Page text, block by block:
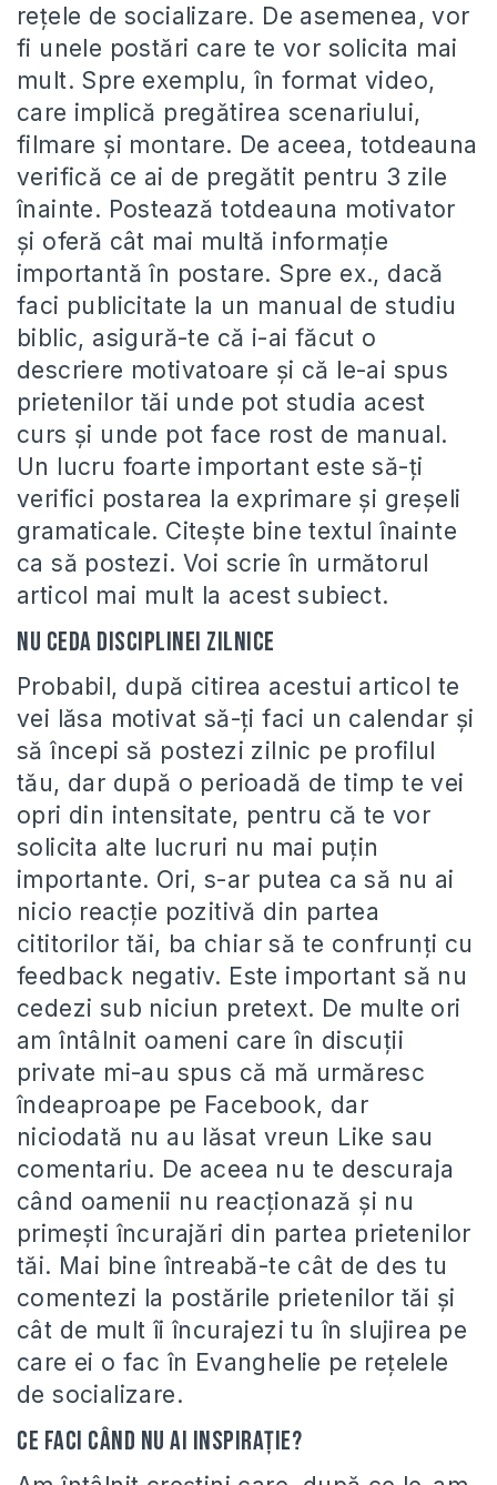
rețele de socializare. De asemenea, vor
fi unele postări care te vor solicita mai
mult. Spre exemplu, în format video,
care implică pregătirea scenariului,
filmare și montare. De aceea, totdeauna
verifică ce ai de pregătit pentru 3 zile
înainte. Postează totdeauna motivator
și oferă cât mai multă informație
importantă în postare. Spre ex., dacă
faci publicitate la un manual de studiu
biblic, asigură-te că i-ai făcut o
descriere motivatoare și că le-ai spus
prietenilor tăi unde pot studia acest
curs și unde pot face rost de manual.
Un lucru foarte important este să-ți
verifici postarea la exprimare și greșeli
gramaticale. Citește bine textul înainte
ca să postezi. Voi scrie în următorul
articol mai mult la acest subiect.
Nu ceda disciplinei zilnice
Probabil, după citirea acestui articol te
vei lăsa motivat să-ți faci un calendar și
să începi să postezi zilnic pe profilul
tău, dar după o perioadă de timp te vei
opri din intensitate, pentru că te vor
solicita alte lucruri nu mai puțin
importante. Ori, s-ar putea ca să nu ai
nicio reacție pozitivă din partea
cititorilor tăi, ba chiar să te confrunți cu
feedback negativ. Este important să nu
cedezi sub niciun pretext. De multe ori
am întâlnit oameni care în discuții
private mi-au spus că mă urmăresc
îndeaproape pe Facebook, dar
niciodată nu au lăsat vreun Like sau
comentariu. De aceea nu te descuraja
când oamenii nu reacționază și nu
primești încurajări din partea prietenilor
tăi. Mai bine întreabă-te cât de des tu
comentezi la postările prietenilor tăi și
cât de mult îi încurajezi tu în slujirea pe
care ei o fac în Evanghelie pe rețelele
de socializare.
Ce faci când nu ai inspirație?